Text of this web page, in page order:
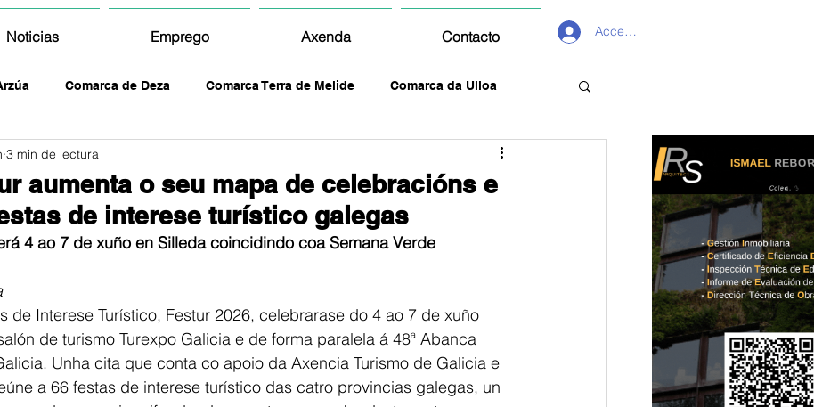
Noticias Emprego Axenda Contacto Acceder
Comarca de Deza Comarca Terra de Melide Comarca da Ulloa
aumenta o seu mapa de celebracións e
de interese turístico galegas
3 min de lectura
4 ao 7 de xuño en Silleda coincidindo coa Semana Verde
de Interese Turístico, Festur 2026, celebrarase do 4 ao 7 de xuño
de turismo Turexpo Galicia e de forma paralela á 48ª Abanca
Unha cita que conta co apoio da Axencia Turismo de Galicia e
a 66 festas de interese turístico das catro provincias galegas, un